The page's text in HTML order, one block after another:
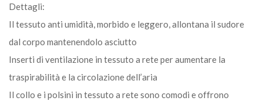
Dettagli:
Il tessuto anti umidità, morbido e leggero, allontana il sudore
dal corpo mantenendolo asciutto
Inserti di ventilazione in tessuto a rete per aumentare la
traspirabilità e la circolazione dell’aria
Il collo e i polsini in tessuto a rete sono comodi e offrono